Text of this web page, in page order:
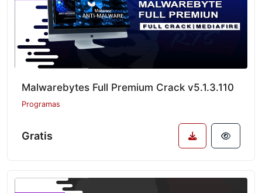
Malwarebytes Full Premium Crack v5.1.3.110
Programas
Gratis